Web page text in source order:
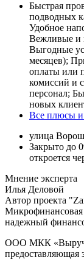
Быстрая
подводных
Удобное
Вежливые и
Выгодные
месяцев);
оплаты или
комиссий и
персонал;
новых
Все плюсы и
улица
Закрыто до
откроется
Мнение эксперта
Илья Деловой
Автор проекта
надежный
ООО МКК